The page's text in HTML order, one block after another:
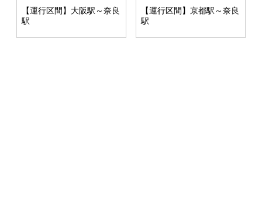
【運行区間】大阪駅～奈良
駅
【運行区間】京都駅～奈良
駅